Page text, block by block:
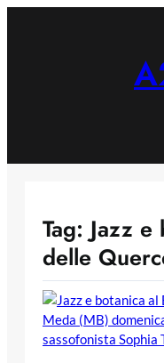
Tag: Jazz e
delle